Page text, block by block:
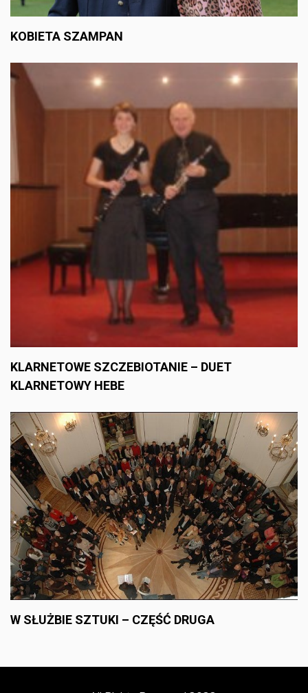
KOBIETA SZAMPAN
KLARNETOWE SZCZEBIOTANIE – DUET
KLARNETOWY HEBE
W SŁUŻBIE SZTUKI – CZĘŚĆ DRUGA